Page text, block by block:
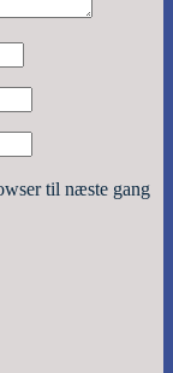
til næste gang